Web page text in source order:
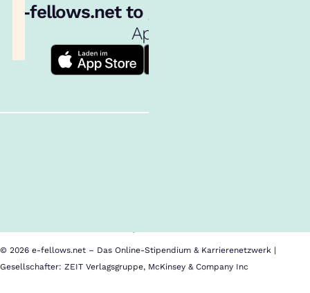
e‑fellows.net to go:
App!
© 2026 e-fellows.net – Das Online-Stipendium & Karrierenetzwerk |
Gesellschafter: ZEIT Verlagsgruppe, McKinsey & Company Inc